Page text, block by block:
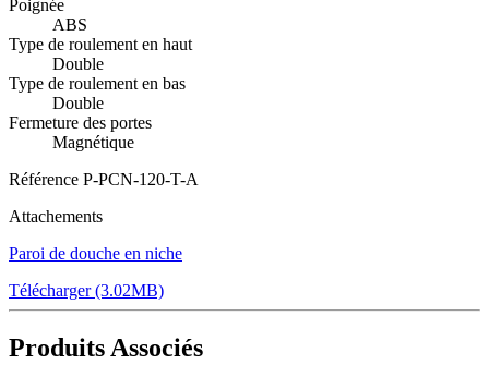
Poignée
ABS
Type de roulement en haut
Double
Type de roulement en bas
Double
Fermeture des portes
Magnétique
Référence P-PCN-120-T-A
Attachements
Paroi de douche en niche
Télécharger (3.02MB)
Produits Associés